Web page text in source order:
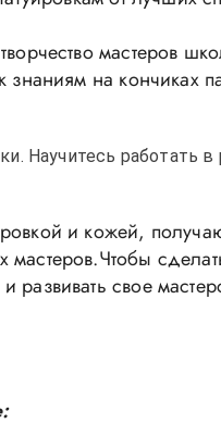
мастеров
на кончиках
Научитесь работать в
и кожей,
свое